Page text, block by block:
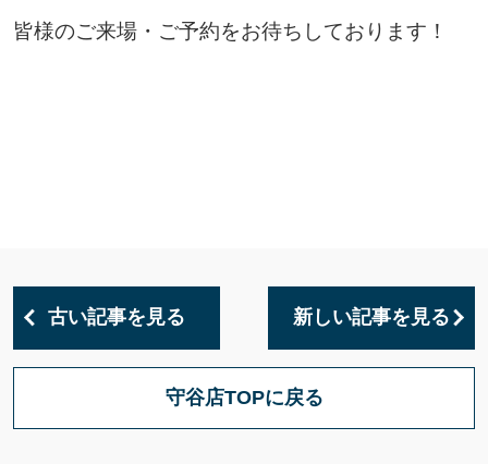
皆様のご来場・ご予約をお待ちしております！
古い記事を見る 新しい記事を見る
守谷店TOPに戻る